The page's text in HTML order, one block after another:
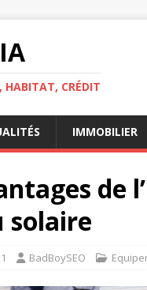
HABITAT, CRÉDIT
IMMOBILIER
de
solaire
BadBoySEO